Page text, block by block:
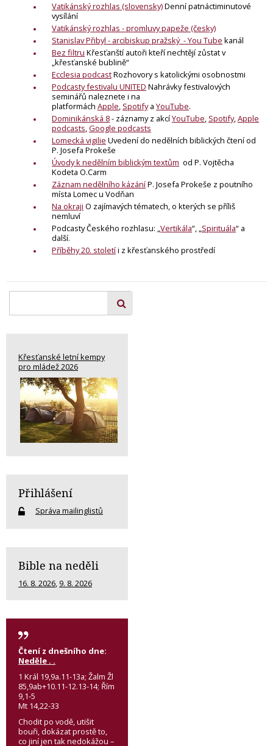
Vatikánský rozhlas (slovensky)Denní patnáctiminutové
vysílání
Vatikánský rozhlas - promluvy papeže (česky)
Stanislav Přibyl - arcibiskup pražský - You Tube kanál
Bez filtru Křesťanští autoři kteří nechtějí zůstat v
„křesťanské bublině“
Ecclesia podcastRozhovory s katolickými osobnostmi
Podcasty festivalu UNITED Nahrávky festivalových
seminářů naleznete i na
platformách Apple, Spotifya YouTube.
Dominikánská 8- záznamy z akcíYouTube, Spotify,Apple
podcasts,Google podcasts
Lomecká vigilie Uvedení do nedělních biblických čtení od
P. Josefa Prokeše
Úvody k nedělním biblickým textům od P. Vojtěcha
Kodeta O.Carm
Záznam nedělního kázáníP. Josefa Prokeše z poutního
místa Lomec u Vodňan
Na okraji O zajímavých tématech, o kterých se příliš
nemluví
Podcasty Českého rozhlasu: „Vertikála“, „Spirituála“ a
další.
Příběhy 20. stoletíi z křesťanského prostředí
Křesťanské letní kempy
pro mládež 2026
Přihlášení
Správa mailinglistů
Bible na neděli
16. 8. 2026, 9. 8. 2026
Čtení z dnešního dne:
Neděle . .
1 Král 19,9a.11-13a; Žalm Žl
85,9ab+10.11-12.13-14; Řím
9,1-5
Mt 14,22-33
Chodit po vodě, utišit
bouři, dokázat prostě to,
co jiní jen tak nedokážou –